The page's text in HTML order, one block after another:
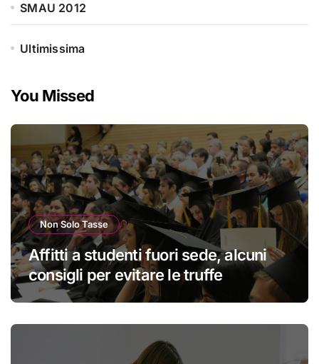
SMAU 2012
Ultimissima
You Missed
Non Solo Tasse
Affitti a studenti fuori sede, alcuni
consigli per evitare le truffe